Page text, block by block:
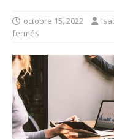
octobre 15, 2022
fermés